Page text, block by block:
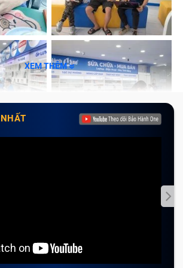
của Bảo Hành One
Watch Series 2 tại Bảo Hành One
Series 2?
XEM THÊM